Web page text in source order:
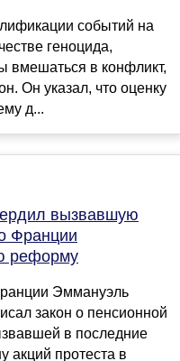
событий на
геноцида,
вмешаться в конфликт,
Он указал, что оценку
д...
вызвавшую
Франции
реформу
Эммануэль
закон о пенсионной
в последние
акций протеста в